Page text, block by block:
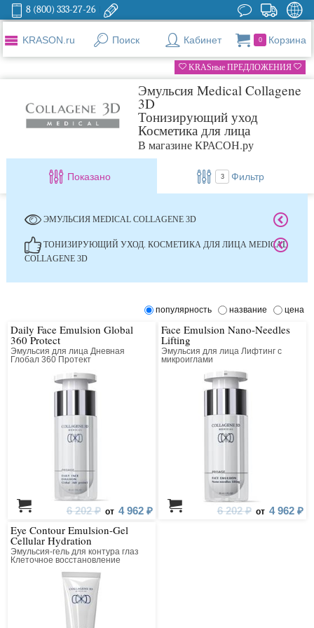
8 (800) 333-27-26
KRASON.ru Поиск Кабинет 0 Корзина
KRASные ПРЕДЛОЖЕНИЯ
Эмульсия Medical Collagene
3D
Тонизирующий уход
Косметика для лица
В магазине КРАСОН.ру
Показано 3 Фильтр
ЭМУЛЬСИЯ MEDICAL COLLAGENE 3D
ТОНИЗИРУЮЩИЙ УХОД. КОСМЕТИКА ДЛЯ ЛИЦА MEDICAL
COLLAGENE 3D
популярность название цена
Daily Face Emulsion Global
360 Protect
Эмульсия для лица Дневная
Глобал 360 Протект
6 202 ₽ от 4 962 ₽
Face Emulsion Nano-Needles
Lifting
Эмульсия для лица Лифтинг с
микроиглами
6 202 ₽ от 4 962 ₽
Eye Contour Emulsion-Gel
Cellular Hydration
Эмульсия-гель для контура глаз
Клеточное восстановление